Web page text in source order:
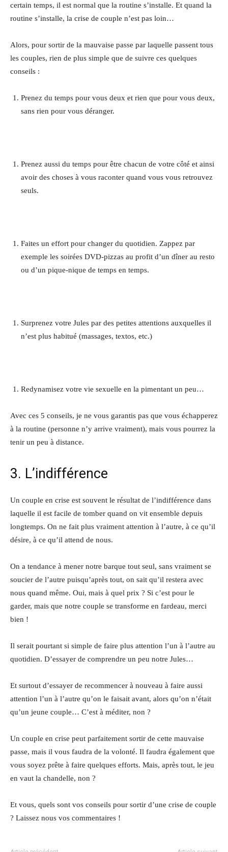
certain temps, il est normal que la routine s’installe. Et quand la
routine s’installe, la crise de couple n’est pas loin…
Alors, pour sortir de la mauvaise passe par laquelle passent tous
les couples, rien de plus simple que de suivre ces quelques
conseils :
Prenez du temps pour vous deux et rien que pour vous deux,
sans rien pour vous déranger.
Prenez aussi du temps pour être chacun de votre côté et ainsi
avoir des choses à vous raconter quand vous vous retrouvez
seuls.
Faites un effort pour changer du quotidien. Zappez par
exemple les soirées DVD-pizzas au profit d’un dîner au resto
ou d’un pique-nique de temps en temps.
Surprenez votre Jules par des petites attentions auxquelles il
n’est plus habitué (massages, textos, etc.)
Redynamisez votre vie sexuelle en la pimentant un peu…
Avec ces 5 conseils, je ne vous garantis pas que vous échapperez
à la routine (personne n’y arrive vraiment), mais vous pourrez la
tenir un peu à distance.
3. L’indifférence
Un couple en crise est souvent le résultat de l’indifférence dans
laquelle il est facile de tomber quand on vit ensemble depuis
longtemps. On ne fait plus vraiment attention à l’autre, à ce qu’il
désire, à ce qu’il attend de nous.
On a tendance à mener notre barque tout seul, sans vraiment se
soucier de l’autre puisqu’après tout, on sait qu’il restera avec
nous quand même. Oui, mais à quel prix ? Si c’est pour le
garder, mais que notre couple se transforme en fardeau, merci
bien !
Il serait pourtant si simple de faire plus attention l’un à l’autre au
quotidien. D’essayer de comprendre un peu notre Jules…
Et surtout d’essayer de recommencer à nouveau à faire aussi
attention l’un à l’autre qu’on le faisait avant, alors qu’on n’était
qu’un jeune couple… C’est à méditer, non ?
Un couple en crise peut parfaitement sortir de cette mauvaise
passe, mais il vous faudra de la volonté. Il faudra également que
vous soyez prête à faire quelques efforts. Mais, après tout, le jeu
en vaut la chandelle, non ?
Et vous, quels sont vos conseils pour sortir d’une crise de couple
? Laissez nous vos commentaires !